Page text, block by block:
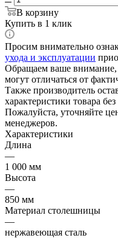
В корзину
Купить в 1 клик
Просим внимательно
ухода и эксплуатации
Обращаем ваше внимание,
могут отличаться от
Также производитель
характеристики товара
Пожалуйста, уточняйте
менеджеров.
Характеристики
Длина
—
1 000 мм
Высота
—
850 мм
Материал столешницы
—
нержавеющая сталь